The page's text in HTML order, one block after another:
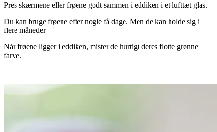
Pres skærmene eller frøene godt sammen i eddiken i et lufttæt glas.
Du kan bruge frøene efter nogle få dage. Men de kan holde sig i
flere måneder.
Når frøene ligger i eddiken, mister de hurtigt deres flotte grønne
farve.